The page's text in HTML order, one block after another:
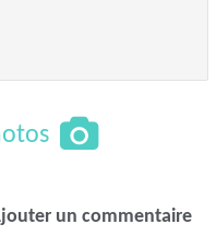
un commentaire